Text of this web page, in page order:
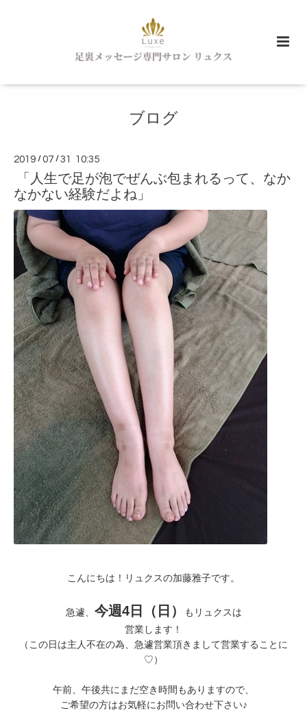
ブログ
2019 /07 /31 10:35
「人生で足が泡でぜんぶ包まれるって、なか
なかない経験だよね」
こんにちは！リュクスの加藤雅子です。
急遽、 今週4日（日）
もリュクスは
営業します！
（この日は主人不在の為、急遽営業頂きまして営業することに
♡）
午前、午後共にまだ空き時間もありますので、
ご希望の方はお気軽にお問い合わせ下さい♪